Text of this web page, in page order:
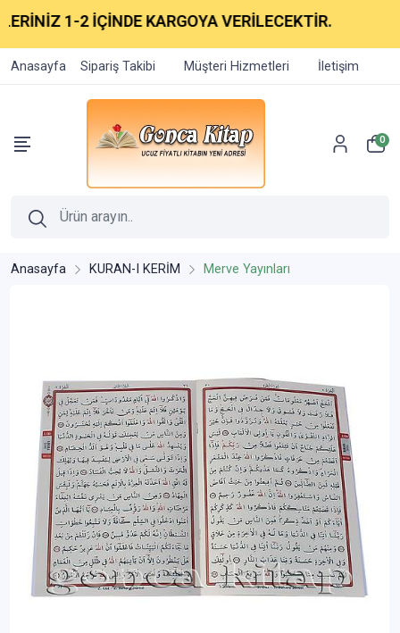
1-2 İÇİNDE KARGOYA VERİLECEKTİR.
Anasayfa Sipariş Takibi Müşteri Hizmetleri İletişim
0
Anasayfa KURAN-I KERİM Merve Yayınları